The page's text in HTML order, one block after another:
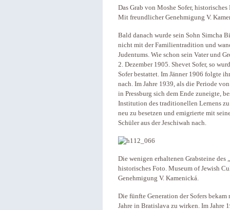
Das Grab von Moshe Sofer,
Mit freundlicher Genehmigung V.
Bald danach wurde sein Sohn Simcha
nicht mit der Familientradition und
Judentums. Wie schon sein Vater und
2. Dezember 1905. Shevet Sofer, so
Sofer bestattet. Im Jänner 1906 folgte
nach. Im Jahre 1939, als die Periode
in Pressburg sich dem Ende zuneigte,
Institution des traditionellen Lernens zu
neu zu besetzen und emigrierte mit
Schüler aus der Jeschiwah nach.
Die wenigen erhaltenen Grabsteine
historisches Foto. Museum of Jewish
Genehmigung V. Kamenická.
Die fünfte Generation der Sofers
Jahre in Bratislava zu wirken. Im Jahre